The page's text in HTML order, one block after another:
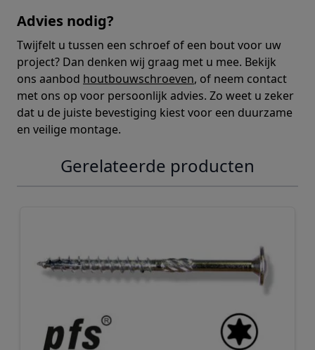
Advies nodig?
Twijfelt u tussen een schroef of een bout voor uw
project? Dan denken wij graag met u mee. Bekijk
ons aanbod houtbouwschroeven, of neem contact
met ons op voor persoonlijk advies. Zo weet u zeker
dat u de juiste bevestiging kiest voor een duurzame
en veilige montage.
Gerelateerde producten